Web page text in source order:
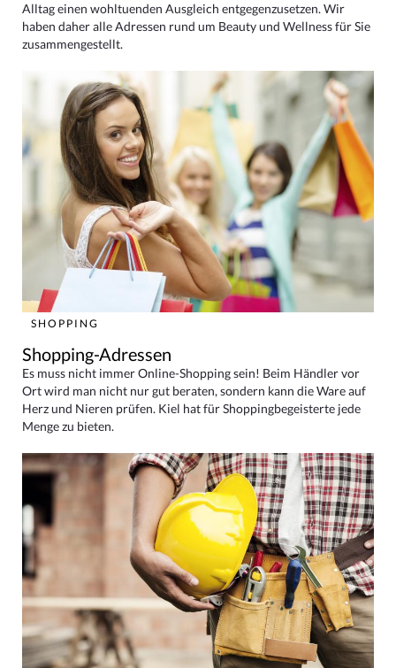
Alltag einen wohltuenden Ausgleich entgegenzusetzen. Wir
haben daher alle Adressen rund um Beauty und Wellness für Sie
zusammengestellt.
SHOPPING
Shopping-Adressen
Es muss nicht immer Online-Shopping sein! Beim Händler vor
Ort wird man nicht nur gut beraten, sondern kann die Ware auf
Herz und Nieren prüfen. Kiel hat für Shoppingbegeisterte jede
Menge zu bieten.